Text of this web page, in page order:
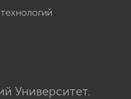
Университет.